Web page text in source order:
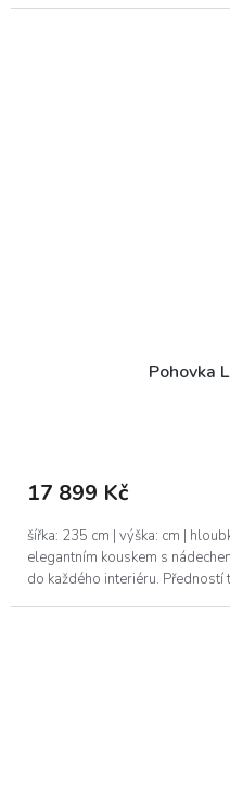
Pohovka
17 899 Kč
šířka: 235 cm | výška: cm |
elegantním kouskem s
do každého interiéru. Předností